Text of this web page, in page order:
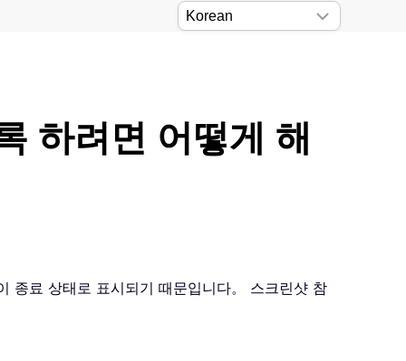
하려면 어떻게 해
종료 상태로 표시되기 때문입니다。 스크린샷 참